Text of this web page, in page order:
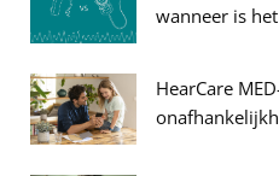
wanneer is
HearCare